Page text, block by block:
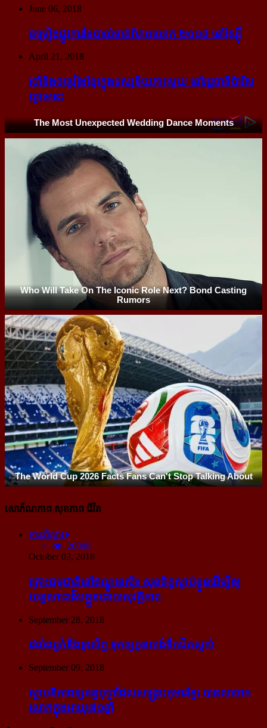
June 06, 2018
ចម្រៀង​ផ្លូវការ​នៃ​បាល់ទាត់​ពិភពលោក ២០១៨ នៅ​រ៉ូស្ស៊ី
April 21, 2018
របាំ​និង​ចម្រៀង​ខ្មែរ​ក្នុង​ទស្សនីយភាព​មួយ នៅ​រដ្ឋធានី​ប៉ារីស​
ល្ងាច​នេះ
សោភ័ណភាព សុខភាព ជីវិត
អានពិស្ដារ
26008
October 03, 2018
គ្រោះធម្មជាតិនៅឥណ្ឌូនេស៊ី៖ សុខចិត្ត​ស្លាប់​ខ្លួន​ដើម្បី​ឲ្យ​
យន្ដហោះ​ងើប​ខ្លួន​ដោយ​សុវត្ថិភាព
September 28, 2018
រវល់​ឈ្លក់​នឹង​ទូរស័ព្ទ ទុក​ឲ្យ​កូន​លង់​ទឹក​ជិត​ស្លាប់
September 09, 2018
ស្ថាបនិក​ពេទ្យ​គន្ធបុប្ផា​ដែល​សង្គ្រោះ​កុមារ​ខ្មែរ​ បាន​លាចាក​
លោក​ក្នុង​អាយុ​៧១ឆ្នាំ